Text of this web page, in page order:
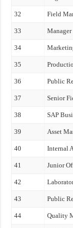
32 Field
33 Manager
34
35
36 Public
37 Senior
38 SAP
39 Asset
40 Internal
41 Junior
42
43 Public
44 Quality